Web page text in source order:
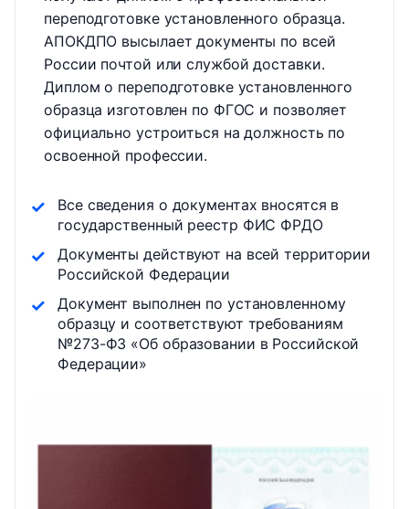
переподготовке установленного образца.
АПОКДПО высылает документы по всей
России почтой или службой доставки.
Диплом о переподготовке установленного
образца изготовлен по ФГОС и позволяет
официально устроиться на должность по
освоенной профессии.
Все сведения о документах вносятся в
государственный реестр ФИС ФРДО
Документы действуют на всей территории
Российской Федерации
Документ выполнен по установленному
образцу и соответствуют требованиям
№273-ФЗ «Об образовании в Российской
Федерации»